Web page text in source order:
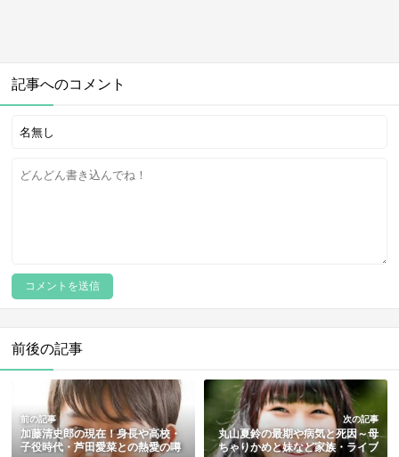
記事へのコメント
前後の記事
前の記事
加藤清史郎の現在！身長や高校・
子役時代・芦田愛菜との熱愛の噂
次の記事
丸山夏鈴の最期や病気と死因～母
ちゃりかめと妹など家族・ライブ